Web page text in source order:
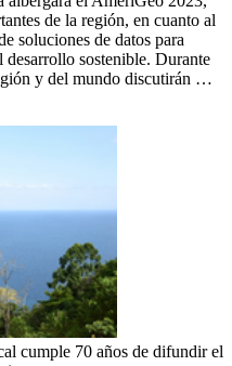
de la región, en cuanto al
soluciones de datos para
desarrollo sostenible. Durante
y del mundo discutirán …
cumple 70 años de difundir el